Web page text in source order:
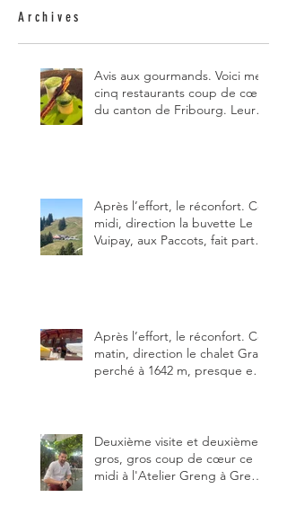
Archives
Avis aux gourmands. Voici mes
cinq restaurants coup de cœur
du canton de Fribourg. Leurs
Après l’effort, le réconfort. Ce
midi, direction la buvette Le
Vuipay, aux Paccots, fait partie
Après l’effort, le réconfort. Ce
matin, direction le chalet Grat
perché à 1642 m, presque en
de plaisir.
Deuxième visite et deuxième
gros, gros coup de cœur ce
midi à l'Atelier Greng à Greng